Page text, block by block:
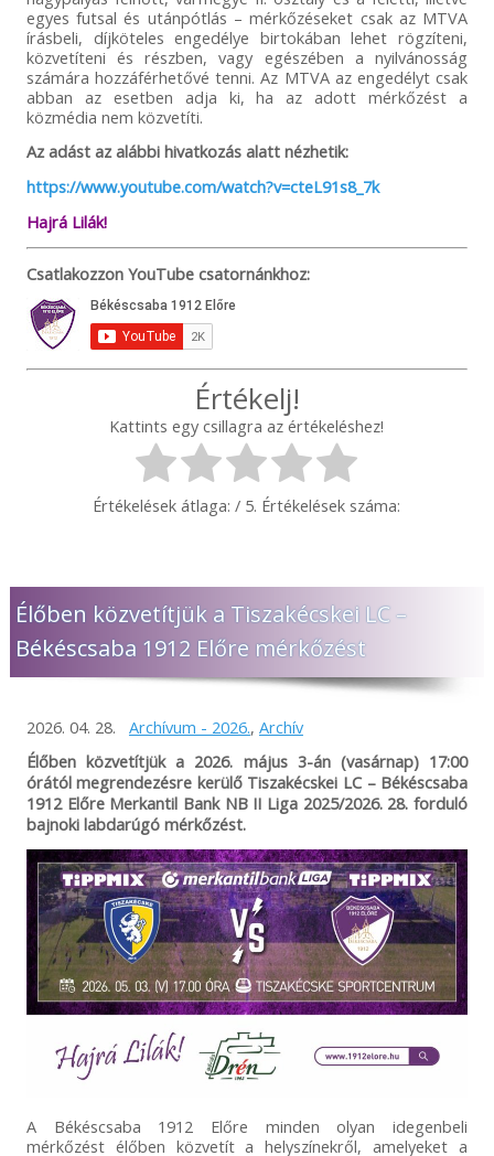
egyes futsal és utánpótlás – mérkőzéseket csak az MTVA
írásbeli, díjköteles engedélye birtokában lehet rögzíteni,
közvetíteni és részben, vagy egészében a nyilvánosság
számára hozzáférhetővé tenni. Az MTVA az engedélyt csak
abban az esetben adja ki, ha az adott mérkőzést a
közmédia nem közvetíti.
Az adást az alábbi hivatkozás alatt nézhetik:
https://www.youtube.com/watch?v=cteL91s8_7k
Hajrá Lilák!
Csatlakozzon YouTube csatornánkhoz:
Értékelj!
Kattints egy csillagra az értékeléshez!
Értékelések átlaga:/ 5. Értékelések száma:
Élőben közvetítjük a Tiszakécskei LC –
Békéscsaba 1912 Előre mérkőzést
2026. 04. 28. Archívum - 2026., Archív
Élőben közvetítjük a 2026. május 3-án (vasárnap) 17:00
órától megrendezésre kerülő Tiszakécskei LC – Békéscsaba
1912 Előre Merkantil Bank NB II Liga 2025/2026. 28. forduló
bajnoki labdarúgó mérkőzést.
A Békéscsaba 1912 Előre minden olyan idegenbeli
mérkőzést élőben közvetít a helyszínekről, amelyeket a